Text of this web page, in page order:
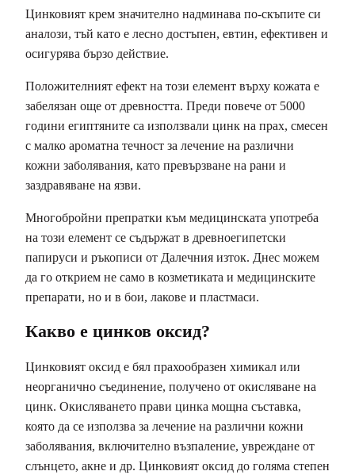
Цинковият крем значително надминава по-скъпите си
аналози, тъй като е лесно достъпен, евтин, ефективен и
осигурява бързо действие.
Положителният ефект на този елемент върху кожата е
забелязан още от древността. Преди повече от 5000
години египтяните са използвали цинк на прах, смесен
с малко ароматна течност за лечение на различни
кожни заболявания, като превързване на рани и
заздравяване на язви.
Многобройни препратки към медицинската употреба
на този елемент се съдържат в древноегипетски
папируси и ръкописи от Далечния изток. Днес можем
да го открием не само в козметиката и медицинските
препарати, но и в бои, лакове и пластмаси.
Какво е цинков оксид?
Цинковият оксид е бял прахообразен химикал или
неорганично съединение, получено от окисляване на
цинк. Окисляването прави цинка мощна съставка,
която да се използва за лечение на различни кожни
заболявания, включително възпаление, увреждане от
слънцето, акне и др. Цинковият оксид до голяма степен